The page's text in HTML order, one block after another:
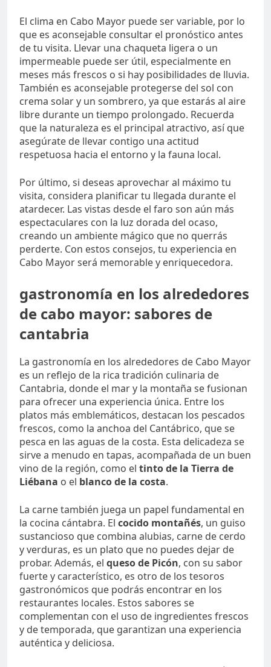
El clima en Cabo Mayor puede ser variable, por lo
que es aconsejable consultar el pronóstico antes
de tu visita. Llevar una chaqueta ligera o un
impermeable puede ser útil, especialmente en
meses más frescos o si hay posibilidades de lluvia.
También es aconsejable protegerse del sol con
crema solar y un sombrero, ya que estarás al aire
libre durante un tiempo prolongado. Recuerda
que la naturaleza es el principal atractivo, así que
asegúrate de llevar contigo una actitud
respetuosa hacia el entorno y la fauna local.
Por último, si deseas aprovechar al máximo tu
visita, considera planificar tu llegada durante el
atardecer. Las vistas desde el faro son aún más
espectaculares con la luz dorada del ocaso,
creando un ambiente mágico que no querrás
perderte. Con estos consejos, tu experiencia en
Cabo Mayor será memorable y enriquecedora.
gastronomía en los alrededores
de cabo mayor: sabores de
cantabria
La gastronomía en los alrededores de Cabo Mayor
es un reflejo de la rica tradición culinaria de
Cantabria, donde el mar y la montaña se fusionan
para ofrecer una experiencia única. Entre los
platos más emblemáticos, destacan los pescados
frescos, como la anchoa del Cantábrico, que se
pesca en las aguas de la costa. Esta delicadeza se
sirve a menudo en tapas, acompañada de un buen
vino de la región, como el tinto de la Tierra de
Liébana o el blanco de la costa.
La carne también juega un papel fundamental en
la cocina cántabra. El cocido montañés, un guiso
sustancioso que combina alubias, carne de cerdo
y verduras, es un plato que no puedes dejar de
probar. Además, el queso de Picón, con su sabor
fuerte y característico, es otro de los tesoros
gastronómicos que podrás encontrar en los
restaurantes locales. Estos sabores se
complementan con el uso de ingredientes frescos
y de temporada, que garantizan una experiencia
auténtica y deliciosa.